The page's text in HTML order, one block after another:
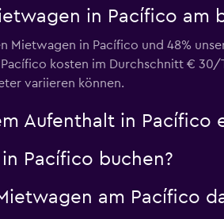
in Pacífico am
in Pacífico und 48%
kosten im Durchschnitt € 30/
variieren können.
Aufenthalt in Pacífico
Pacífico buchen?
am Pacífico